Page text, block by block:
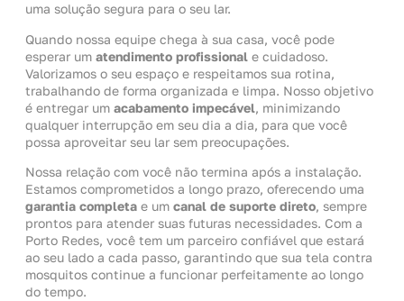
uma solução segura para o seu lar.
Quando nossa equipe chega à sua casa, você pode
esperar um atendimento profissional e cuidadoso.
Valorizamos o seu espaço e respeitamos sua rotina,
trabalhando de forma organizada e limpa. Nosso objetivo
é entregar um acabamento impecável, minimizando
qualquer interrupção em seu dia a dia, para que você
possa aproveitar seu lar sem preocupações.
Nossa relação com você não termina após a instalação.
Estamos comprometidos a longo prazo, oferecendo uma
garantia completa e um canal de suporte direto, sempre
prontos para atender suas futuras necessidades. Com a
Porto Redes, você tem um parceiro confiável que estará
ao seu lado a cada passo, garantindo que sua tela contra
mosquitos continue a funcionar perfeitamente ao longo
do tempo.